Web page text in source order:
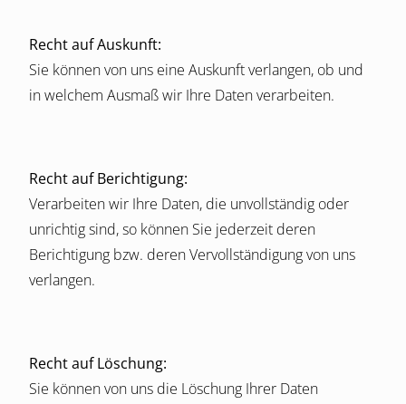
Recht auf Auskunft:
Sie können von uns eine Auskunft verlangen, ob und
in welchem Ausmaß wir Ihre Daten verarbeiten.
Recht auf Berichtigung:
Verarbeiten wir Ihre Daten, die unvollständig oder
unrichtig sind, so können Sie jederzeit deren
Berichtigung bzw. deren Vervollständigung von uns
verlangen.
Recht auf Löschung:
Sie können von uns die Löschung Ihrer Daten